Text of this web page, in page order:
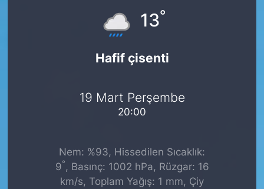
13°
Hafif çisenti
19 Mart Perşembe
20:00
Nem: %93, Hissedilen Sıcaklık:
9° , Basınç: 1002 hPa, Rüzgar: 16
km/s, Toplam Yağış: 1 mm, Çiy